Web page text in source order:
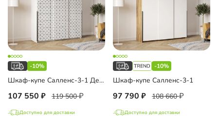
-10%
Шкаф-купе Салленс-3-1 Декор 3
107 550 119 500
Доступно для доставки
-10%
Шкаф-купе Салленс-3-1
97 790 108 660
Доступно для доставки